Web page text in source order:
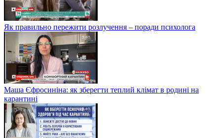
Як правильно пережити розлучення – поради психолога
Маша Єфросиніна: як зберегти теплий клімат в родині на
карантині